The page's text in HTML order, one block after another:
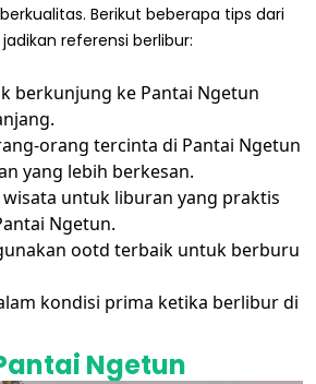
Berikut beberapa tips dari
referensi berlibur:
berkunjung ke Pantai Ngetun
orang tercinta di Pantai Ngetun
yang lebih berkesan.
wisata untuk liburan yang praktis
Ngetun.
ootd terbaik untuk berburu
kondisi prima ketika berlibur di
Ngetun